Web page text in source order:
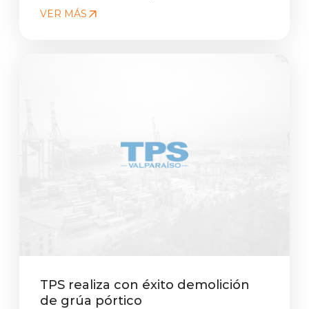
VER MÁS
TPS realiza con éxito demolición
de grúa pórtico